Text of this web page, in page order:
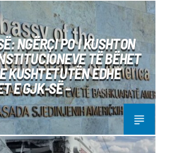
NGËRÇI PO I KUSHTON
TË BËHET
KUSHTETUTËN EDHE
E GJK-SË –